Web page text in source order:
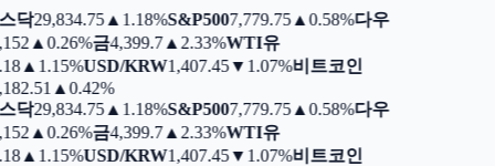
닥29,834.75▲ 1.18%S&P5007,779.75▲0.58%다우
▲0.26%금4,399.7▲ 2.33%WTI유
▲ 1.15%USD/KRW1,407.45▼1.07%비트코인
▲0.42%
닥29,834.75▲ 1.18%S&P5007,779.75▲0.58%다우
▲0.26%금4,399.7▲ 2.33%WTI유
▲ 1.15%USD/KRW1,407.45▼1.07%비트코인